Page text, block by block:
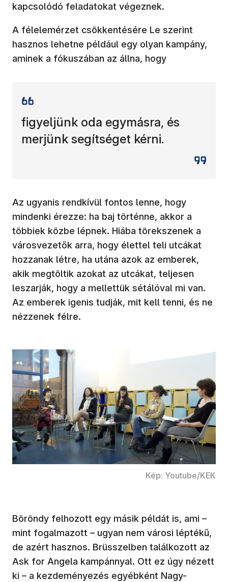
kapcsolódó feladatokat végeznek.
A félelemérzet csökkentésére Le szerint
hasznos lehetne például egy olyan kampány,
aminek a fókuszában az állna, hogy
figyeljünk oda egymásra, és
merjünk segítséget kérni.
Az ugyanis rendkívül fontos lenne, hogy
mindenki érezze: ha baj történne, akkor a
többiek közbe lépnek. Hiába törekszenek a
városvezetők arra, hogy élettel teli utcákat
hozzanak létre, ha utána azok az emberek,
akik megtöltik azokat az utcákat, teljesen
leszarják, hogy a mellettük sétálóval mi van.
Az emberek igenis tudják, mit kell tenni, és ne
nézzenek félre.
Kép: Youtube/KEK
Böröndy felhozott egy másik példát is, ami –
mint fogalmazott – ugyan nem városi léptékű,
de azért hasznos. Brüsszelben találkozott az
Ask for Angela kampánnyal. Ott ez úgy nézett
ki – a kezdeményezés egyébként Nagy-